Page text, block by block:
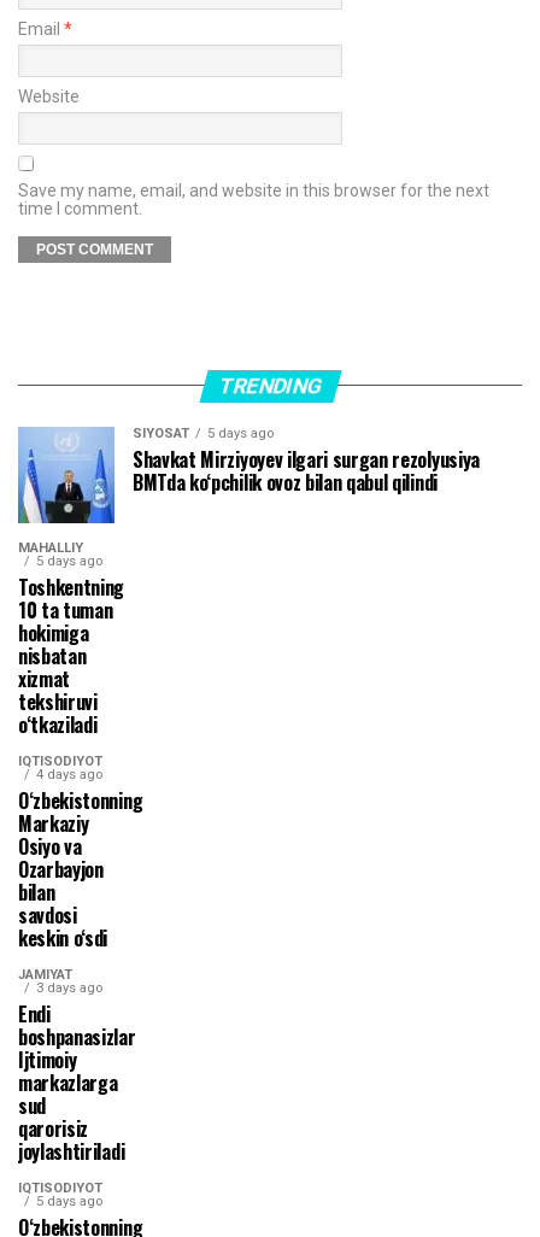
Email *
Website
Save my name, email, and website in this browser for the next
time I comment.
TRENDING
SIYOSAT 5 days ago
Shavkat Mirziyoyev ilgari surgan rezolyusiya
BMTda ko‘pchilik ovoz bilan qabul qilindi
MAHALLIY
5 days ago
Toshkentning
10 ta tuman
hokimiga
nisbatan
xizmat
tekshiruvi
o‘tkaziladi
IQTISODIYOT
4 days ago
O‘zbekistonning
Markaziy
Osiyo va
Ozarbayjon
bilan
savdosi
keskin o‘sdi
JAMIYAT
3 days ago
Endi
boshpanasizlar
Ijtimoiy
markazlarga
sud
qarorisiz
joylashtiriladi
IQTISODIYOT
5 days ago
O‘zbekistonning